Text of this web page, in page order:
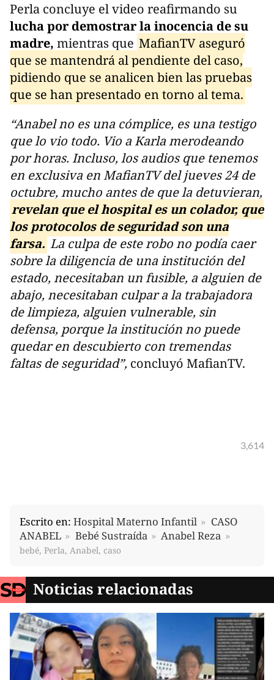
Perla concluye el video reafirmando su
lucha por demostrar la inocencia de su
madre, mientras que MafianTV aseguró
que se mantendrá al pendiente del caso,
pidiendo que se analicen bien las pruebas
que se han presentado en torno al tema.
“Anabel no es una cómplice, es una testigo
que lo vio todo. Vio a Karla merodeando
por horas. Incluso, los audios que tenemos
en exclusiva en MafianTV del jueves 24 de
octubre, mucho antes de que la detuvieran,
revelan que el hospital es un colador, que
los protocolos de seguridad son una
farsa. La culpa de este robo no podía caer
sobre la diligencia de una institución del
estado, necesitaban un fusible, a alguien de
abajo, necesitaban culpar a la trabajadora
de limpieza, alguien vulnerable, sin
defensa, porque la institución no puede
quedar en descubierto con tremendas
faltas de seguridad”, concluyó MafianTV.
3,614
Escrito en: Hospital Materno Infantil
CASO
ANABEL
Bebé Sustraída Anabel Reza
bebé, Perla, Anabel, caso
Noticias relacionadas